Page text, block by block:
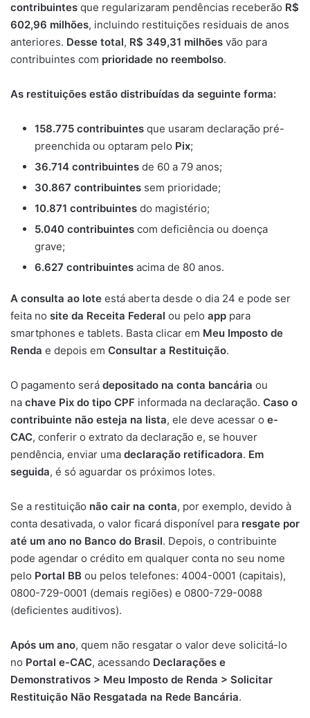
contribuintes que regularizaram pendências receberão R$
602,96 milhões, incluindo restituições residuais de anos
anteriores. Desse total, R$ 349,31 milhões vão para
contribuintes com prioridade no reembolso.
As restituições estão distribuídas da seguinte forma:
158.775 contribuintes que usaram declaração pré-
preenchida ou optaram pelo Pix;
36.714 contribuintes de 60 a 79 anos;
30.867 contribuintes sem prioridade;
10.871 contribuintes do magistério;
5.040 contribuintes com deficiência ou doença
grave;
6.627 contribuintes acima de 80 anos.
A consulta ao lote está aberta desde o dia 24 e pode ser
feita no site da Receita Federal ou pelo app para
smartphones e tablets. Basta clicar em Meu Imposto de
Renda e depois em Consultar a Restituição.
O pagamento será depositado na conta bancária ou
na chave Pix do tipo CPF informada na declaração. Caso o
contribuinte não esteja na lista, ele deve acessar o e-
CAC, conferir o extrato da declaração e, se houver
pendência, enviar uma declaração retificadora. Em
seguida, é só aguardar os próximos lotes.
Se a restituição não cair na conta, por exemplo, devido à
conta desativada, o valor ficará disponível para resgate por
até um ano no Banco do Brasil. Depois, o contribuinte
pode agendar o crédito em qualquer conta no seu nome
pelo Portal BB ou pelos telefones: 4004-0001 (capitais),
0800-729-0001 (demais regiões) e 0800-729-0088
(deficientes auditivos).
Após um ano, quem não resgatar o valor deve solicitá-lo
no Portal e-CAC, acessando Declarações e
Demonstrativos > Meu Imposto de Renda > Solicitar
Restituição Não Resgatada na Rede Bancária.